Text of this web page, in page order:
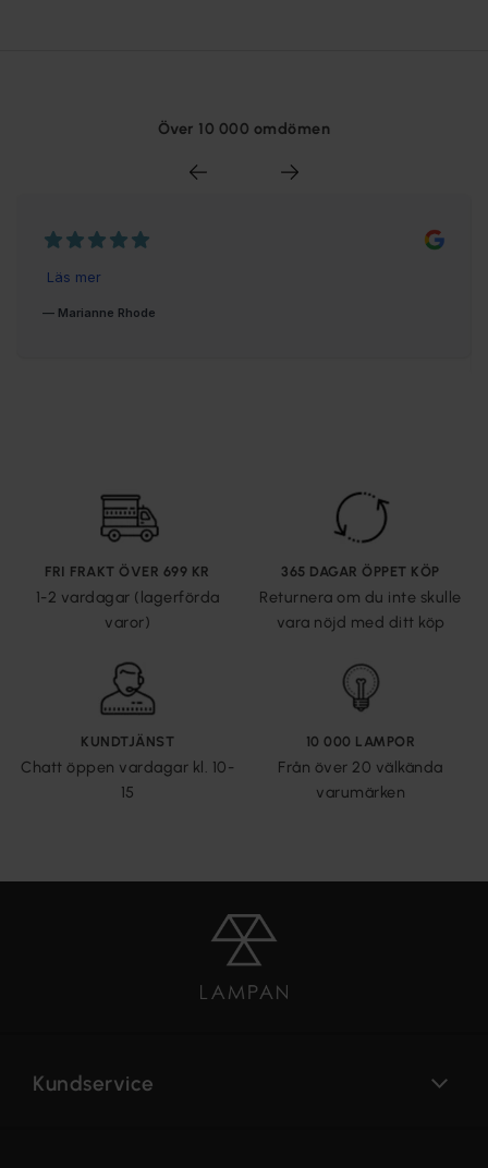
Över 10 000 omdömen
FRI FRAKT ÖVER 699 KR
1-2 vardagar (lagerförda
varor)
365 DAGAR ÖPPET KÖP
Returnera om du inte skulle
vara nöjd med ditt köp
KUNDTJÄNST
Chatt öppen vardagar kl. 10-
15
10 000 LAMPOR
Från över 20 välkända
varumärken
Kundservice